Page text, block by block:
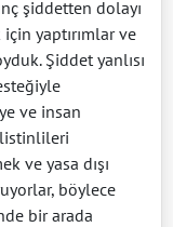
şiddetten dolayı
yaptırımlar ve
Şiddet yanlısı
ve insan
ve yasa dışı
böylece
bir arada